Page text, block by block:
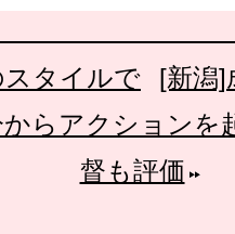
タイルで
[新潟]
らアクションを
督も評価